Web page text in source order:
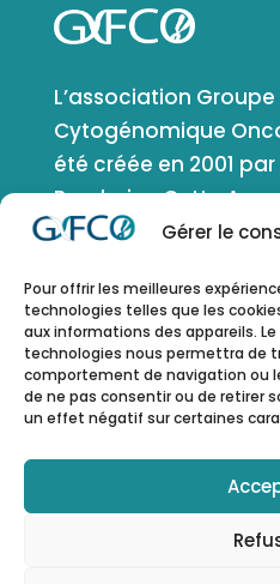
Gérer le
Pour offrir les meilleures
technologies telles que les
aux informations des appareils.
technologies nous permettra de
comportement de navigation ou
de ne pas consentir ou de retirer
un effet négatif sur certaines
L’association
Cytogénomique
été créée en 2001 par
Bernheim. Cette
de favoriser le
génomique en
génétique
tous les domaines
disciplines.
ESPACE